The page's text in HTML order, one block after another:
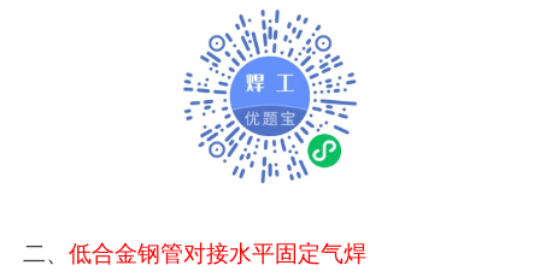
二、低合金钢管对接水平固定气焊